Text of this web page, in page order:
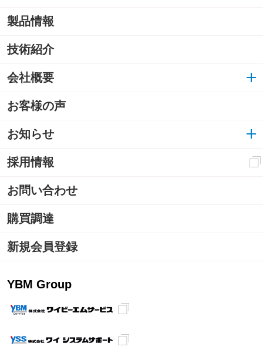
製品情報
技術紹介
会社概要
お客様の声
お知らせ
採用情報
お問い合わせ
購買調達
新規会員登録
YBM Group